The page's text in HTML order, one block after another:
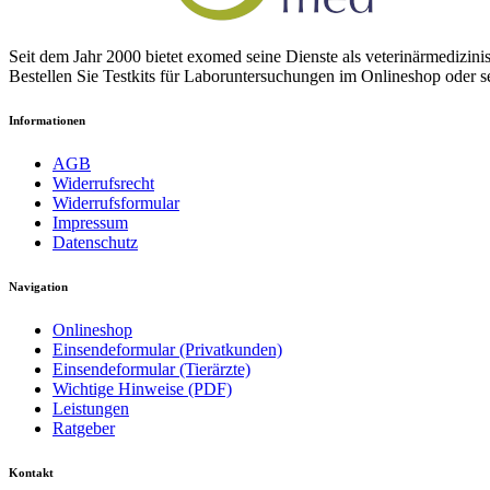
Seit dem Jahr 2000 bietet exomed seine Dienste als
Bestellen Sie Testkits für Laboruntersuchungen im Onlineshop
Informationen
AGB
Widerrufsrecht
Widerrufsformular
Impressum
Datenschutz
Navigation
Onlineshop
Einsendeformular (Privatkunden)
Einsendeformular (Tierärzte)
Wichtige Hinweise (PDF)
Leistungen
Ratgeber
Kontakt